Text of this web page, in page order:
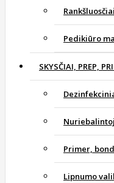
Pedikiūro
SKYSČIAI, PREP,
Primer, bond
Lipnumo